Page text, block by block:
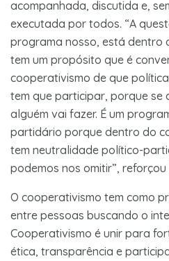
acompanhada, discutida e,
executada por todos. “A
programa nosso, está dentro
tem um propósito que é
cooperativismo de que
tem que participar, porque se
alguém vai fazer. É um
partidário porque dentro do
tem neutralidade político-
podemos nos omitir”, reforçou
O cooperativismo tem como
entre pessoas buscando o
Cooperativismo é unir para
ética, transparência e